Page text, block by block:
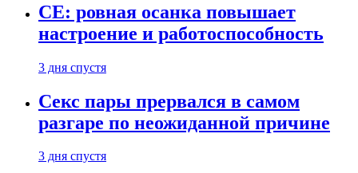
CE: ровная осанка повышает
настроение и работоспособность
3 дня спустя
Секс пары прервался в самом
разгаре по неожиданной причине
3 дня спустя